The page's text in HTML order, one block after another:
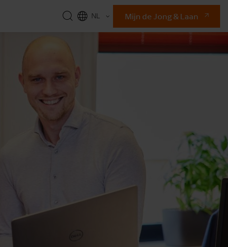
NL
EN
Mijn de Jong & Laan